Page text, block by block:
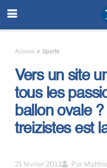
Accueil Sports
Vers un site
tous les
ballon ovale ?
treizistes est
21 février 2012 Par